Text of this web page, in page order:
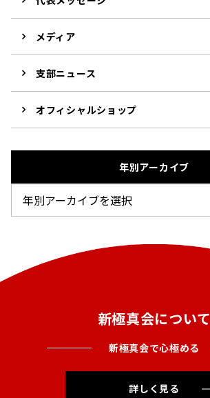
メディア
支部ニュース
オフィシャルショップ
年別アーカイブ
新極真会について
新極真会で心極める
詳しく見る